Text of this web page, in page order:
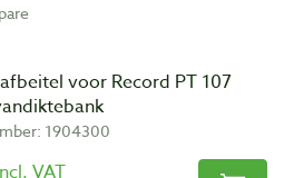
voor Record PT 107
1904300